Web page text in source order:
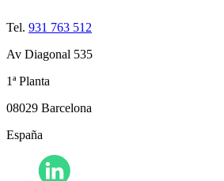
Tel. 931 763 512
Av Diagonal 535
1ª Planta
08029 Barcelona
España